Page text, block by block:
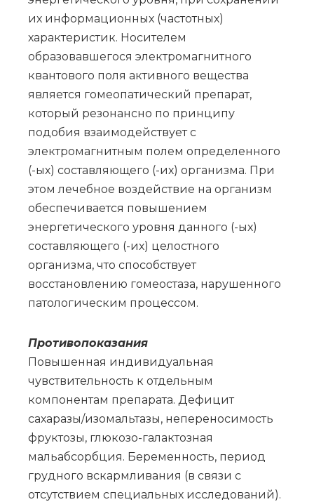
их информационных (частотных)
характеристик. Носителем
образовавшегося электромагнитного
квантового поля активного вещества
является гомеопатический препарат,
который резонансно по принципу
подобия взаимодействует с
электромагнитным полем определенного
(-ых) составляющего (-их) организма. При
этом лечебное воздействие на организм
обеспечивается повышением
энергетического уровня данного (-ых)
составляющего (-их) целостного
организма, что способствует
восстановлению гомеостаза, нарушенного
патологическим процессом.
Противопоказания
Повышенная индивидуальная
чувствительность к отдельным
компонентам препарата. Дефицит
сахаразы/изомальтазы, непереносимость
фруктозы, глюкозо-галактозная
мальабсорбция. Беременность, период
грудного вскармливания (в связи с
отсутствием специальных исследований).